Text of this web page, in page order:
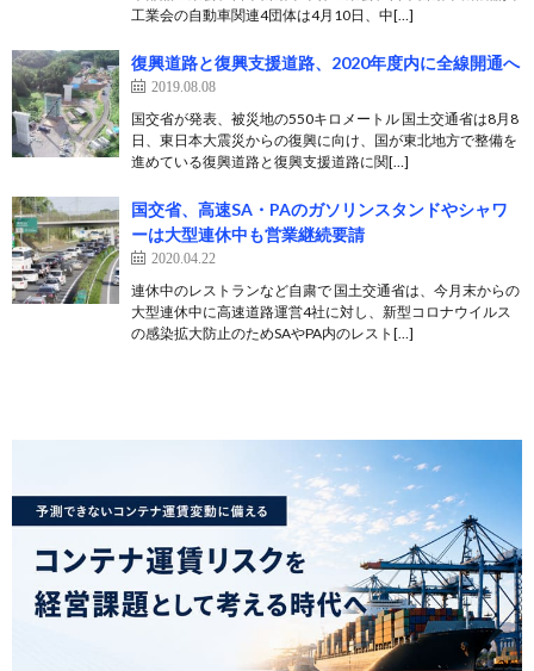
工業会の自動車関連4団体は4月10日、中[…]
復興道路と復興支援道路、2020年度内に全線開通へ
2019.08.08
国交省が発表、被災地の550キロメートル 国土交通省は8月8
日、東日本大震災からの復興に向け、国が東北地方で整備を
進めている復興道路と復興支援道路に関[…]
国交省、高速SA・PAのガソリンスタンドやシャワ
ーは大型連休中も営業継続要請
2020.04.22
連休中のレストランなど自粛で 国土交通省は、今月末からの
大型連休中に高速道路運営4社に対し、新型コロナウイルス
の感染拡大防止のためSAやPA内のレスト[…]